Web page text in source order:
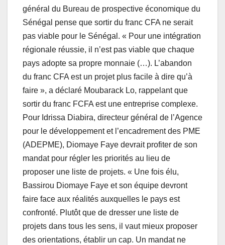
général du Bureau de prospective économique du
Sénégal pense que sortir du franc CFA ne serait
pas viable pour le Sénégal. « Pour une intégration
régionale réussie, il n’est pas viable que chaque
pays adopte sa propre monnaie (…). L’abandon
du franc CFA est un projet plus facile à dire qu’à
faire », a déclaré Moubarack Lo, rappelant que
sortir du franc FCFA est une entreprise complexe.
Pour Idrissa Diabira, directeur général de l’Agence
pour le développement et l’encadrement des PME
(ADEPME), Diomaye Faye devrait profiter de son
mandat pour régler les priorités au lieu de
proposer une liste de projets. « Une fois élu,
Bassirou Diomaye Faye et son équipe devront
faire face aux réalités auxquelles le pays est
confronté. Plutôt que de dresser une liste de
projets dans tous les sens, il vaut mieux proposer
des orientations, établir un cap. Un mandat ne